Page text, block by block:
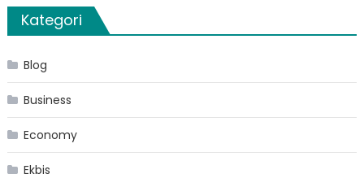
Kategori
Blog
Business
Economy
Ekbis